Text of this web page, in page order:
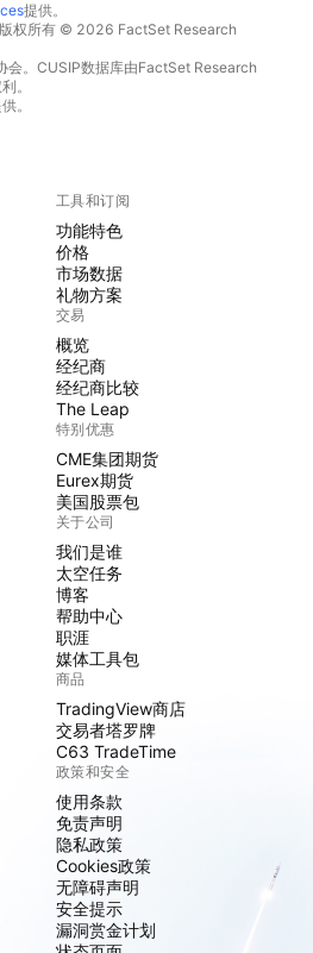
提供。
权所有 © 2026 FactSet Research
。CUSIP数据库由FactSet Research
。
。
工具和订阅
功能特色
价格
市场数据
礼物方案
交易
概览
经纪商
经纪商比较
The Leap
特别优惠
CME集团期货
Eurex期货
美国股票包
关于公司
我们是谁
太空任务
博客
帮助中心
职涯
媒体工具包
商品
TradingView商店
交易者塔罗牌
C63 TradeTime
政策和安全
使用条款
免责声明
隐私政策
Cookies政策
无障碍声明
安全提示
漏洞赏金计划